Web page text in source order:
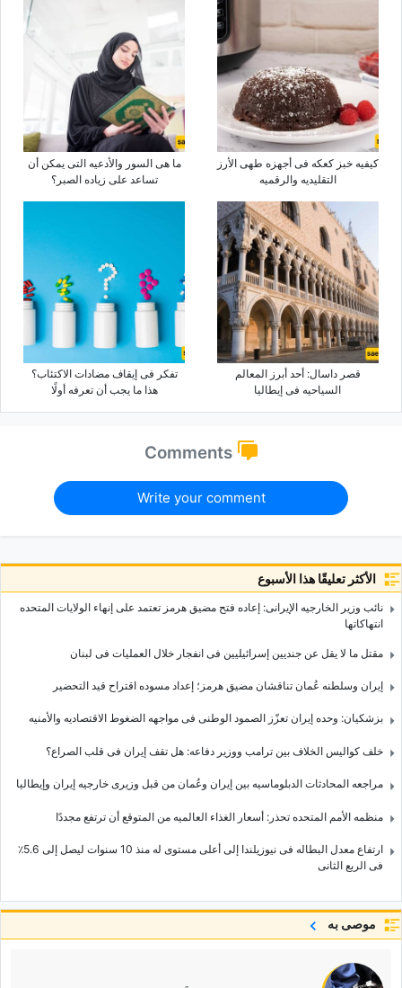
کیفیه خبز کعکه فی أجهزه طهی الأرز
التقلیدیه والرقمیه
ما هی السور والأدعیه التی یمکن أن
تساعد على زیاده الصبر؟
قصر داسال: أحد أبرز المعالم
السیاحیه فی إیطالیا
تفکر فی إیقاف مضادات الاکتئاب؟
هذا ما یجب أن تعرفه أولًا
Comments
Write your comment
الأكثر تعليقًا هذا الأسبوع
نائب وزیر الخارجیه الإیرانی: إعاده فتح مضیق هرمز تعتمد على إنهاء الولایات المتحده
انتهاکاتها
مقتل ما لا یقل عن جندیین إسرائیلیین فی انفجار خلال العملیات فی لبنان
إیران وسلطنه عُمان تناقشان مضیق هرمز؛ إعداد مسوده اقتراح قید التحضیر
بزشکیان: وحده إیران تعزّز الصمود الوطنی فی مواجهه الضغوط الاقتصادیه والأمنیه
خلف کوالیس الخلاف بین ترامب ووزیر دفاعه: هل تقف إیران فی قلب الصراع؟
مراجعه المحادثات الدبلوماسیه بین إیران وعُمان من قبل وزیری خارجیه إیران وإیطالیا
منظمه الأمم المتحده تحذر: أسعار الغذاء العالمیه من المتوقع أن ترتفع مجددًا
ارتفاع معدل البطاله فی نیوزیلندا إلى أعلى مستوى له منذ 10 سنوات لیصل إلى 5.6٪
فی الربع الثانی
موصى به